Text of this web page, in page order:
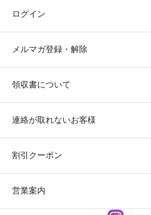
ログイン
メルマガ登録・解除
領収書について
連絡が取れないお客様
割引クーポン
営業案内